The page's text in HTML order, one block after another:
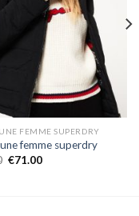
FEMME SUPERDRY
femme superdry
€71.00